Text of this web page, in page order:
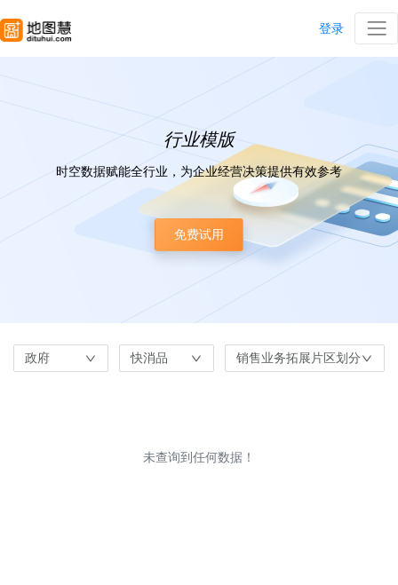
登录
行业模版
时空数据赋能全行业，为企业经营决策提供有效参考
免费试用
政府 快消品 销售业务拓展片区划分
未查询到任何数据！